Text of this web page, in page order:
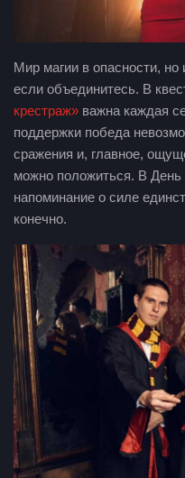
Мир магии в опасности,
если объединитесь. В
крестраж» важна каждая
поддержки победа
сражения и, главное,
можно положиться. В
напоминание о силе
конечно.